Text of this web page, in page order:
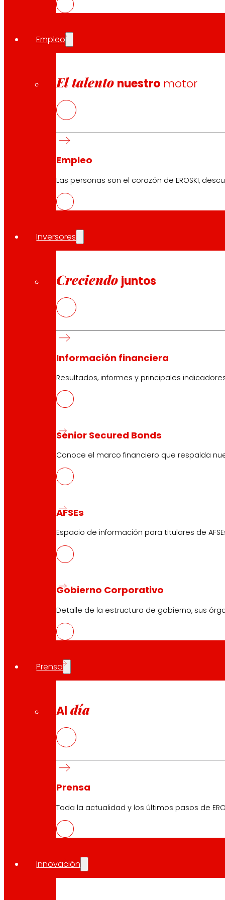
Empleo
El talento nuestro motor
Empleo
Las personas son el corazón de EROSKI,
Inversores
Creciendo juntos
Información financiera
Resultados, informes y principales
Senior Secured Bonds
Conoce el marco financiero que respalda
AFSEs
Espacio de información para titulares de
Gobierno Corporativo
Detalle de la estructura de gobierno, sus
Prensa
Al día
Prensa
Toda la actualidad y los últimos pasos de
Innovación
La rueda de prensa será retransmitida por
Compartir en: